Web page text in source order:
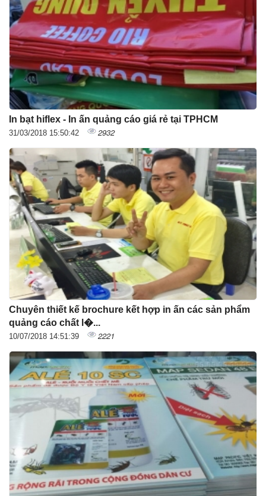
In bạt hiflex - In ấn quảng cáo giá rẻ tại TPHCM
31/03/2018 15:50:42 2932
Chuyên thiết kế brochure kết hợp in ấn các sản phẩm
quảng cáo chất l�...
10/07/2018 14:51:39 2221